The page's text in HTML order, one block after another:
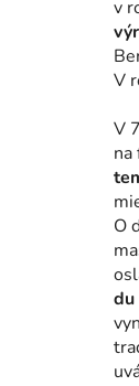
v
V
V
na
O
du